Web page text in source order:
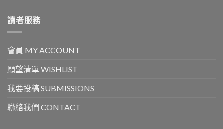
讀者服務
會員 MY ACCOUNT
願望清單 WISHLIST
我要投稿 SUBMISSIONS
聯絡我們 CONTACT